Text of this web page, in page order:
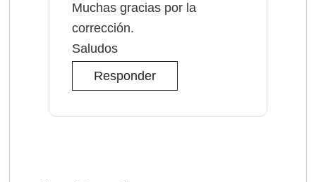
Muchas gracias por la
corrección.
Saludos
Responder